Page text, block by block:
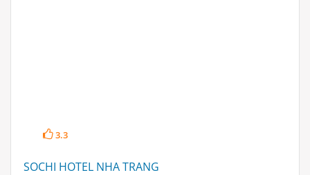
3.3
SOCHI HOTEL NHA TRANG